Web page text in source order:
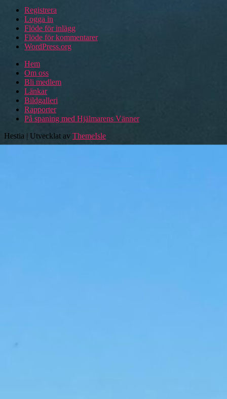
Registrera
Logga in
Flöde för inlägg
Flöde för kommentarer
WordPress.org
Hem
Om oss
Bli medlem
Länkar
Bildgalleri
Rapporter
På spaning med Hjälmarens Vänner
Hestia | Utvecklat av ThemeIsle